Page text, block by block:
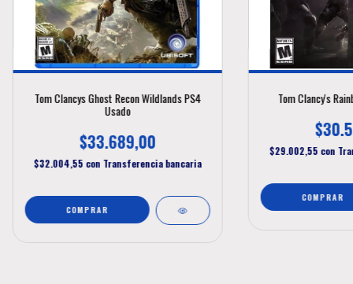
Tom Clancys Ghost Recon Wildlands PS4
Usado
$33.689,00
$32.004,55 con Transferencia bancaria
Tom Clancy's
$29.002,55 con